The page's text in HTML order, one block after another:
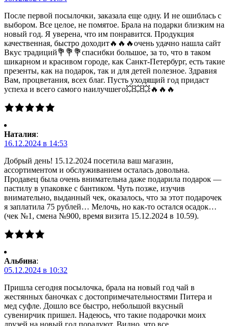
После первой посылочки, заказала еще одну. И не ошиблась с
выбором. Все целое, не помятое. Брала на подарки близким на
новый год. Я уверена, что им понравится. Продукция
качественная, быстро доходит🔥🔥🔥очень удачно нашла сайт
Вкус традиций💐💐💐спасибки большое, за то, что в таком
шикарном и красивом городе, как Санкт-Петербург, есть такие
презенты, как на подарок, так и для детей полезное. Здравия
Вам, процветания, всех благ. Пусть уходящий год придаст
успеха и всего самого наилучшего💥💥💥🔥🔥🔥
Наталия:
16.12.2024 в 14:53
Добрый день! 15.12.2024 посетила ваш магазин,
ассортиментом и обслуживанием осталась довольна.
Продавец была очень внимательна даже подарила подарок —
пастилу в упаковке с бантиком. Чуть позже, изучив
внимательно, выданный чек, оказалось, что за этот подарочек
я заплатила 75 рублей… Мелочь, но как-то остался осадок…
(чек №1, смена №900, время визита 15.12.2024 в 10.59).
Альбина:
05.12.2024 в 10:32
Пришла сегодня посылочка, брала на новый год чай в
жестянных баночках с достопримечательностями Питера и
мед суфле. Дошло все быстро, небольшой вкусный
сувенирчик пришел. Надеюсь, что такие подарочки моих